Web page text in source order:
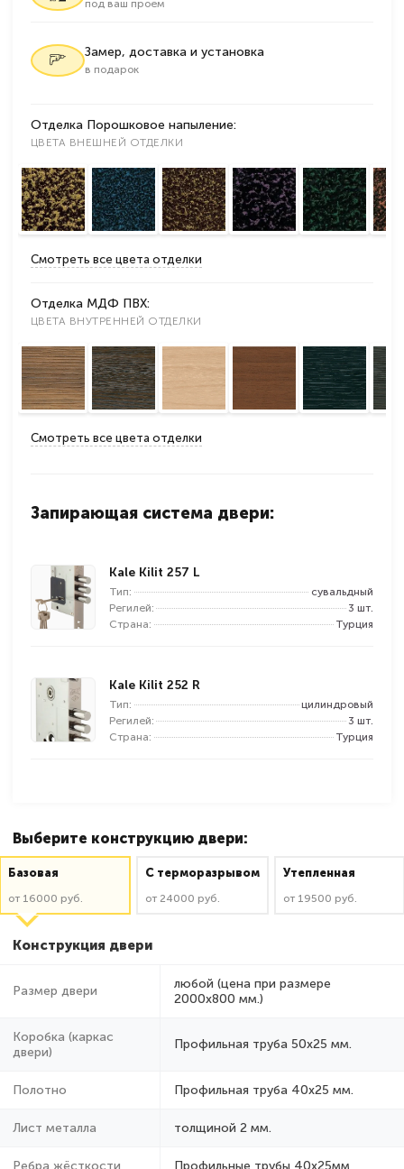
под ваш проем
Замер, доставка и установка
в подарок
Отделка Порошковое напыление:
ЦВЕТА ВНЕШНЕЙ ОТДЕЛКИ
Смотреть все цвета отделки
Отделка МДФ ПВХ:
ЦВЕТА ВНУТРЕННЕЙ ОТДЕЛКИ
Смотреть все цвета отделки
Запирающая система двери:
Kale Kilit 257 L
Тип:
сувальдный
Регилей:
3 шт.
Страна:
Турция
Kale Kilit 252 R
Тип:
цилиндровый
Регилей:
3 шт.
Страна:
Турция
Выберите конструкцию двери:
Базовая
от 16000 руб.
C терморазрывом
от 24000 руб.
Утепленная
от 19500 руб.
Конструкция двери
Размер двери
любой (цена при размере
2000x800 мм.)
Коробка (каркас
двери)
Профильная труба 50х25 мм.
Полотно Профильная труба 40х25 мм.
Лист металла толщиной 2 мм.
Ребра жёсткости Профильные трубы 40х25мм